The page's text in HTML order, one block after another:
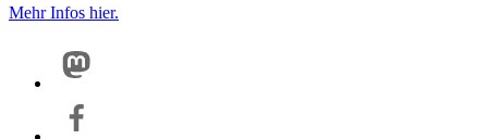
Mehr Infos hier.